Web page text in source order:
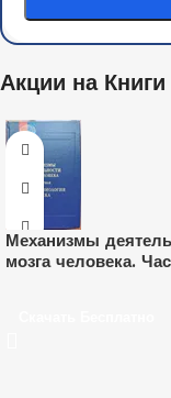
Акции на Книги
Механизмы
мозга человека.